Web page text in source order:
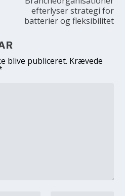
efterlyser strategi for
batterier og fleksibilitet
blive publiceret. Krævede